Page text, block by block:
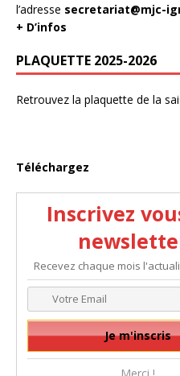
l’adresse secretariat@mjc-
+ D’infos
PLAQUETTE 2025-2026
Retrouvez la plaquette de la
Téléchargez
Inscrivez
Recevez chaque mois